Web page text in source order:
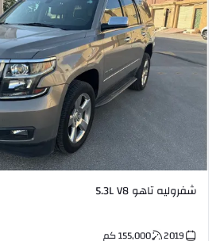
شفروليه تاهو 5.3L V8
2019
155,000كم